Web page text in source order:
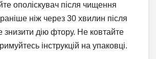
ополіскувач після чищення
ніж через 30 хвилин після
знизити дію фтору. Не ковтайте
інструкцій на упаковці.